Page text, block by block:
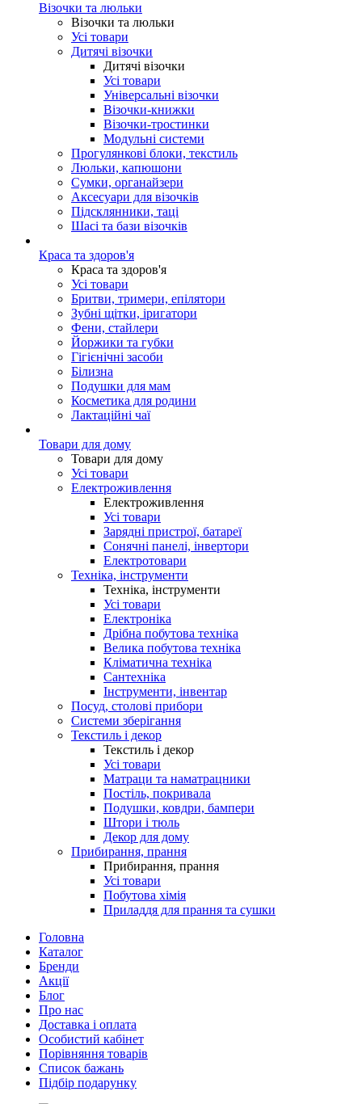
Візочки та люльки
Візочки та люльки
Усі товари
Дитячі візочки
Дитячі візочки
Усі товари
Універсальні візочки
Візочки-книжки
Візочки-тростинки
Модульні системи
Прогулянкові блоки, текстиль
Люльки, капюшони
Сумки, органайзери
Аксесуари для візочків
Підсклянники, таці
Шасі та бази візочків
Краса та здоров'я
Краса та здоров'я
Усі товари
Бритви, тримери, епілятори
Зубні щітки, іригатори
Фени, стайлери
Йоржики та губки
Гігієнічні засоби
Білизна
Подушки для мам
Косметика для родини
Лактаційні чаї
Товари для дому
Товари для дому
Усі товари
Електроживлення
Електроживлення
Усі товари
Зарядні пристрої, батареї
Сонячні панелі, інвертори
Електротовари
Техніка, інструменти
Техніка, інструменти
Усі товари
Електроніка
Дрібна побутова техніка
Велика побутова техніка
Кліматична техніка
Сантехніка
Інструменти, інвентар
Посуд, столові прибори
Системи зберігання
Текстиль і декор
Текстиль і декор
Усі товари
Матраци та наматрацники
Постіль, покривала
Подушки, ковдри, бампери
Штори і тюль
Декор для дому
Прибирання, прання
Прибирання, прання
Усі товари
Побутова хімія
Приладдя для прання та сушки
Головна
Каталог
Бренди
Акції
Блог
Про нас
Доставка і оплата
Особистий кабінет
Порівняння товарів
Список бажань
Підбір подарунку